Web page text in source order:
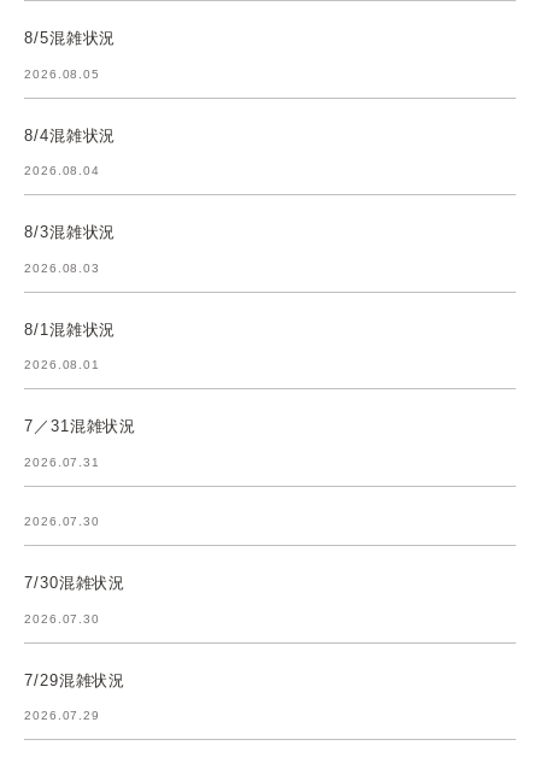
8/5混雑状況
2026.08.05
8/4混雑状況
2026.08.04
8/3混雑状況
2026.08.03
8/1混雑状況
2026.08.01
7／31混雑状況
2026.07.31
2026.07.30
7/30混雑状況
2026.07.30
7/29混雑状況
2026.07.29